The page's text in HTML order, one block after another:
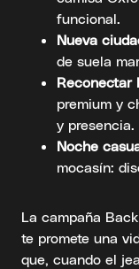
funcional.
Nueva
de suela
Reconectar
premium y
y presencia.
Noche
mocasín:
La campaña
te promete una
que, cuando el